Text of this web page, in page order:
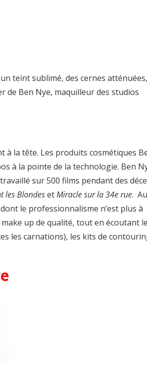
teint sublimé, des cernes
de Ben Nye, maquilleur des studios
à la tête. Les produits cosmétiques
à la pointe de la technologie. Ben
sur 500 films pendant des
les BlondesetMiracle sur la 34e rue. Au
le professionnalisme n’est plus à
up de qualité, tout en écoutant
les carnations), les kits de